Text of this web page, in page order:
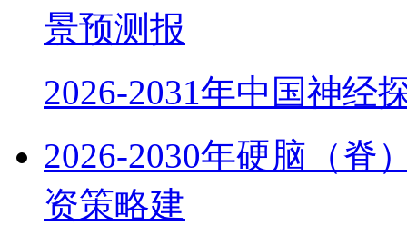
景预测报
2026-2031年中国神经
2026-2030年硬脑（脊
资策略建